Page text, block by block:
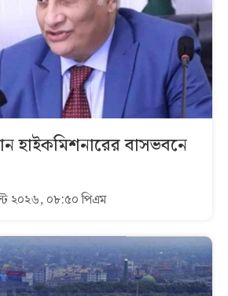
হাইকমিশনারের বাসভবনে
২০২৬, ০৮:৫০ পিএম